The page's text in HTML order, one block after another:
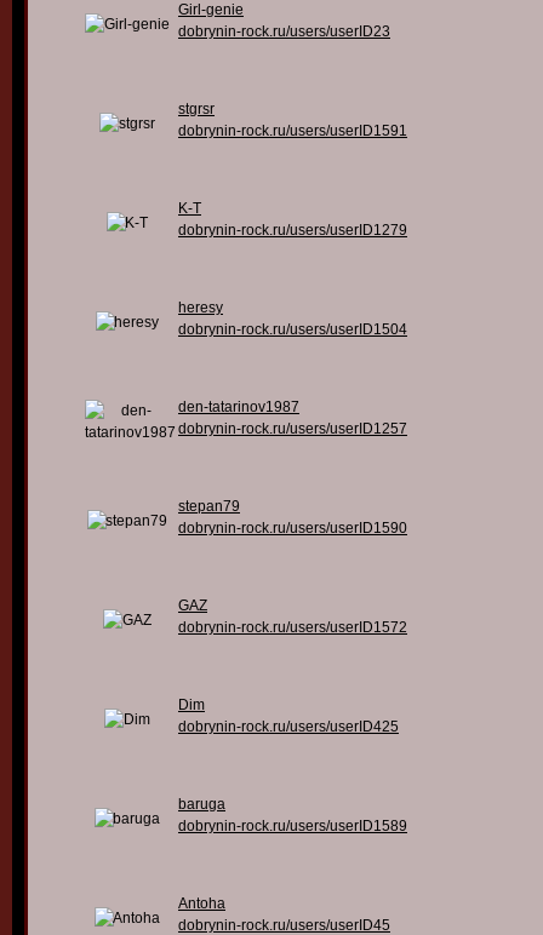
Girl-genie
dobrynin-rock.ru/users/userID23
stgrsr
dobrynin-rock.ru/users/userID1591
K-T
dobrynin-rock.ru/users/userID1279
heresy
dobrynin-rock.ru/users/userID1504
den-tatarinov1987
dobrynin-rock.ru/users/userID1257
stepan79
dobrynin-rock.ru/users/userID1590
GAZ
dobrynin-rock.ru/users/userID1572
Dim
dobrynin-rock.ru/users/userID425
baruga
dobrynin-rock.ru/users/userID1589
Antoha
dobrynin-rock.ru/users/userID45